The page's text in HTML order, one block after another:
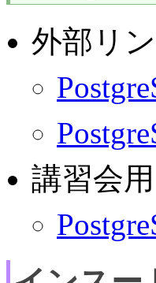
外部リ
講習会